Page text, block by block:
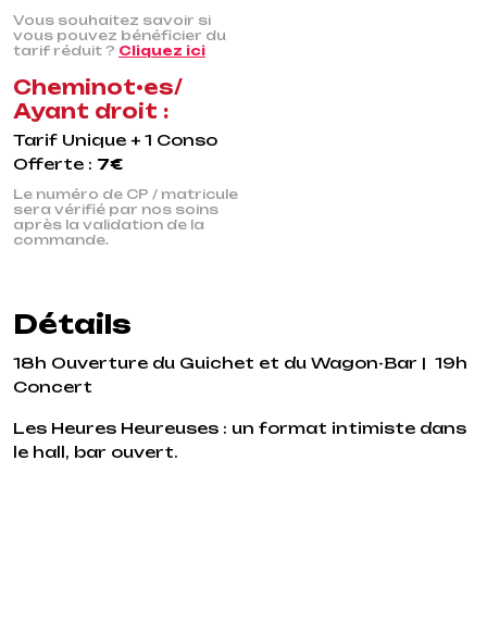
Vous souhaitez savoir si
vous pouvez bénéficier du
tarif réduit ? Cliquez ici
Cheminot•es/
Ayant droit :
Tarif Unique + 1 Conso
Offerte : 7€
Le numéro de CP / matricule
sera vérifié par nos soins
après la validation de la
commande.
Détails
18h Ouverture du Guichet et du Wagon-Bar | 19h
Concert
Les Heures Heureuses : un format intimiste dans
le hall, bar ouvert.